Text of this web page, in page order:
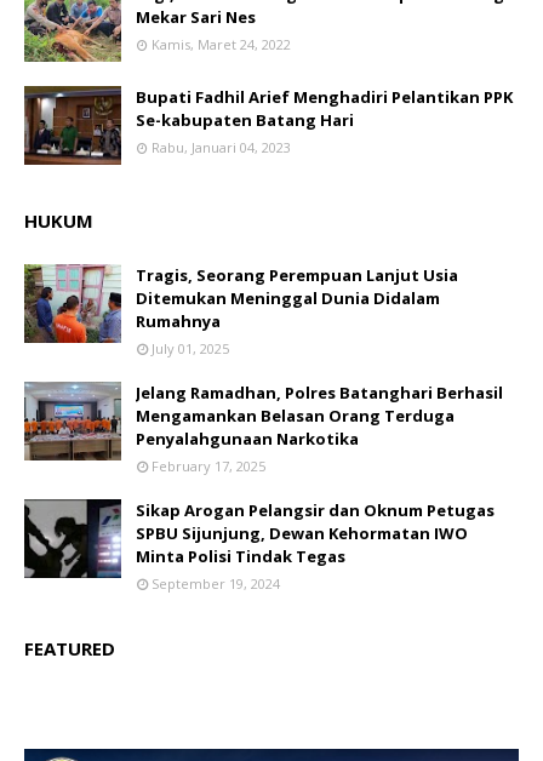
Mekar Sari Nes
Kamis, Maret 24, 2022
Bupati Fadhil Arief Menghadiri Pelantikan PPK
Se-kabupaten Batang Hari
Rabu, Januari 04, 2023
HUKUM
Tragis, Seorang Perempuan Lanjut Usia
Ditemukan Meninggal Dunia Didalam
Rumahnya
July 01, 2025
Jelang Ramadhan, Polres Batanghari Berhasil
Mengamankan Belasan Orang Terduga
Penyalahgunaan Narkotika
February 17, 2025
Sikap Arogan Pelangsir dan Oknum Petugas
SPBU Sijunjung, Dewan Kehormatan IWO
Minta Polisi Tindak Tegas
September 19, 2024
FEATURED